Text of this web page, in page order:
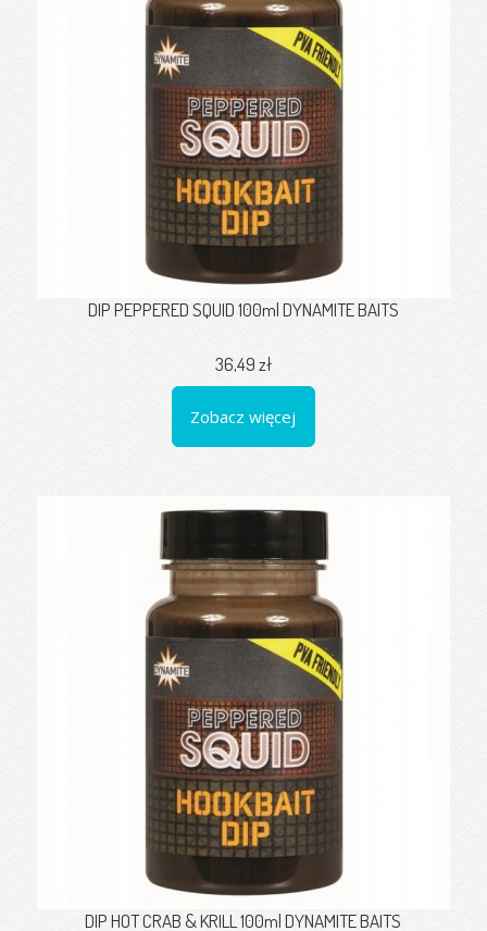
DIP PEPPERED SQUID 100ml DYNAMITE BAITS
36,49 zł
Zobacz więcej
DIP HOT CRAB & KRILL 100ml DYNAMITE BAITS